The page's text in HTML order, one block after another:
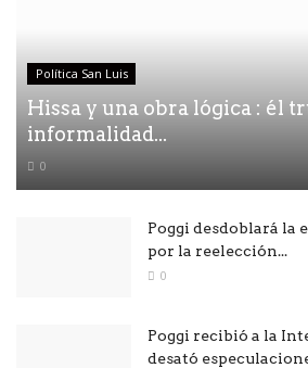
Política San Luis
Hissa y una obra lógica : él
informalidad...
0
Poggi desdoblará la
por la reelección...
0
Poggi recibió a la
desató